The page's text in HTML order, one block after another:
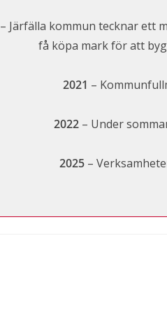
– Järfälla kommun tecknar ett
få köpa mark för att
2021 –
2022 – Under
2025 –